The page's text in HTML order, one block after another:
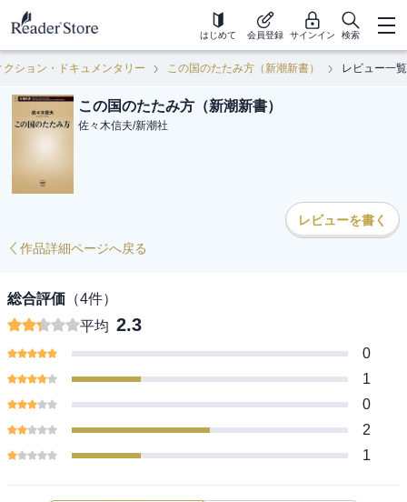
はじめて 会員登録 サインイン 検索
クション・ドキュメンタリー この国のたたみ方（新潮新書） レビュー一覧
この国のたたみ方（新潮新書）
佐々木信夫/新潮社
レビューを書く
作品詳細ページへ戻る
総合評価 （4件）
平均 2.3
0
1
0
2
1